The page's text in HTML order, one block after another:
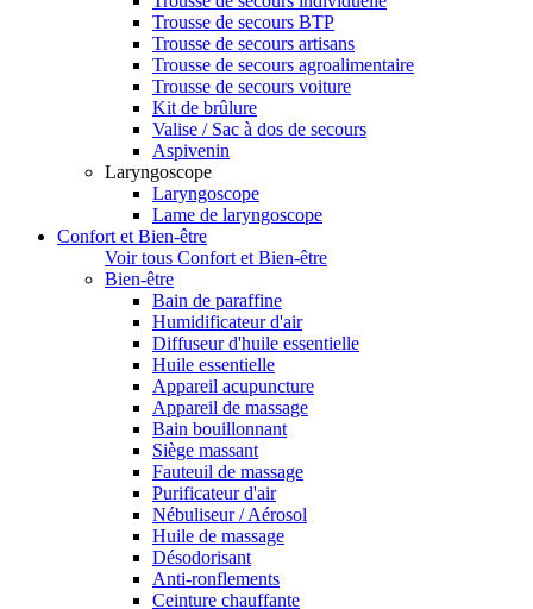
Trousse de secours BTP
Trousse de secours artisans
Trousse de secours agroalimentaire
Trousse de secours voiture
Kit de brûlure
Valise / Sac à dos de secours
Aspivenin
Laryngoscope
Laryngoscope
Lame de laryngoscope
Confort et Bien-être
Voir tous Confort et Bien-être
Bien-être
Bain de paraffine
Humidificateur d'air
Diffuseur d'huile essentielle
Huile essentielle
Appareil acupuncture
Appareil de massage
Bain bouillonnant
Siège massant
Fauteuil de massage
Purificateur d'air
Nébuliseur / Aérosol
Huile de massage
Désodorisant
Anti-ronflements
Ceinture chauffante